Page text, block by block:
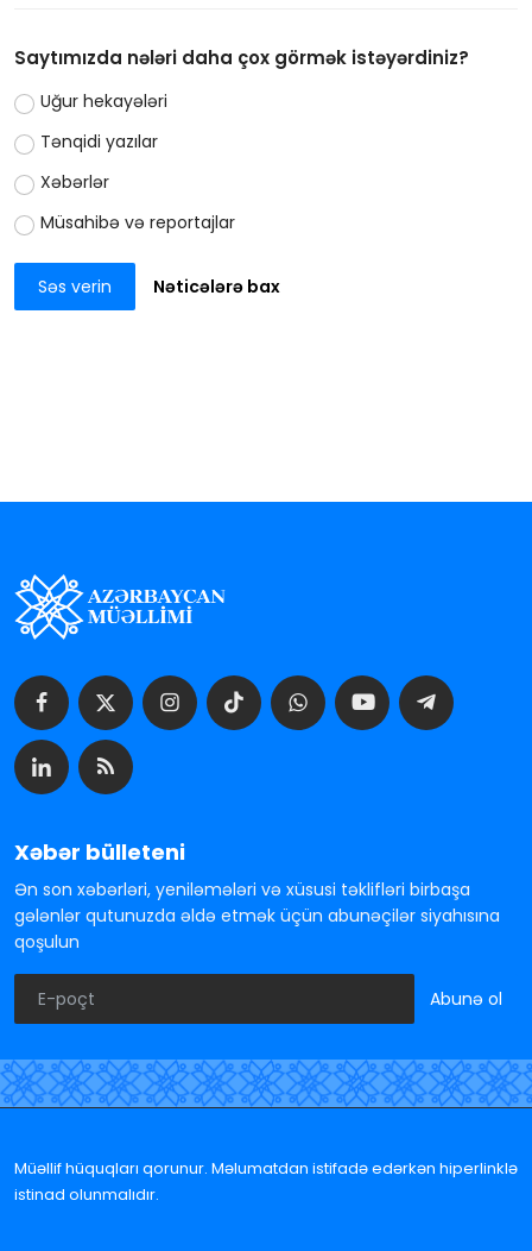
Saytımızda nələri daha çox görmək istəyərdiniz?
Uğur hekayələri
Tənqidi yazılar
Xəbərlər
Müsahibə və reportajlar
Səs verin Nəticələrə bax
Xəbər bülleteni
Ən son xəbərləri, yeniləmələri və xüsusi təklifləri birbaşa
gələnlər qutunuzda əldə etmək üçün abunəçilər siyahısına
qoşulun
Abunə ol
Müəllif hüquqları qorunur. Məlumatdan istifadə edərkən hiperlinklə
istinad olunmalıdır.